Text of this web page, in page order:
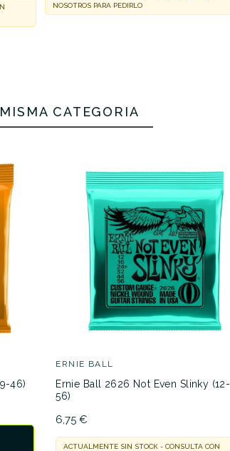
NOSOTROS PARA PEDIRLO
CATEGORÍA
46)
ERNIE BALL
Ernie Ball 2626 Not Even Slinky (12-
56)
6,75 €
ACTUALMENTE SIN STOCK - CONSULTA CON